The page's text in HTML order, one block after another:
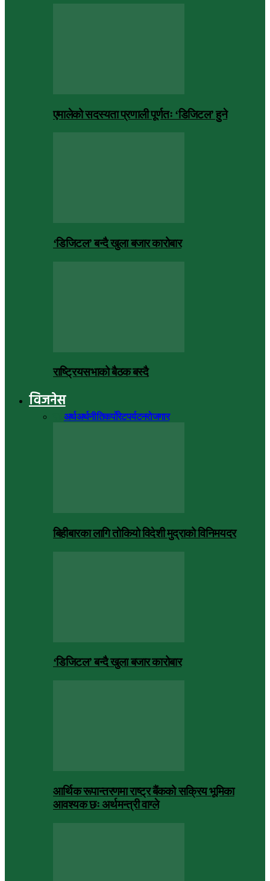
एमालेको सदस्यता प्रणाली पूर्णतः ‘डिजिटल’ हुने
‘डिजिटल’ बन्दै खुला बजार कारोबार
राष्ट्रियसभाको बैठक बस्दै
विजनेस
अर्थअर्थनीतिकर्पोरेटपर्यटनरोजगार
बिहीबारका लागि तोकियो विदेशी मुद्राको विनिमयदर
‘डिजिटल’ बन्दै खुला बजार कारोबार
आर्थिक रूपान्तरणमा राष्ट्र बैंकको सक्रिय भूमिका
आवश्यक छः अर्थमन्त्री वाग्ले